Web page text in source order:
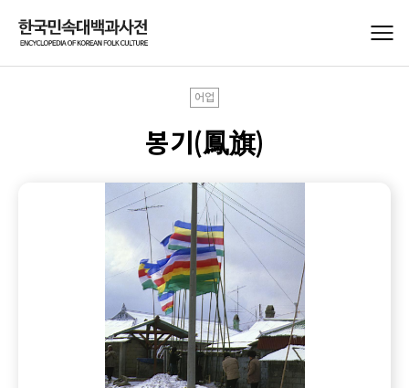
어업
봉기(鳳旗)